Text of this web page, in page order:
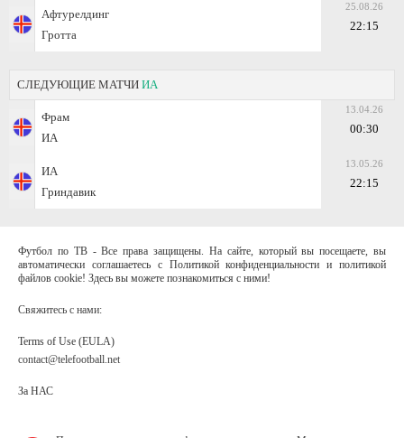
Афтурелдинг
Гротта
25.08.26
22:15
СЛЕДУЮЩИЕ МАТЧИ ИА
Фрам
ИА
13.04.26
00:30
ИА
Гриндавик
13.05.26
22:15
Футбол по ТВ - Все права защищены. На сайте, который вы посещаете, вы
автоматически соглашаетесь с Политикой конфиденциальности и политикой
файлов cookie! Здесь вы можете познакомиться с ними!
Свяжитесь с нами:
Terms of Use (EULA)
contact@telefootball.net
За НАС